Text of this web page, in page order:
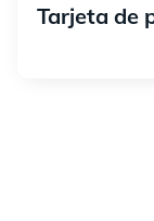
Tarjeta de